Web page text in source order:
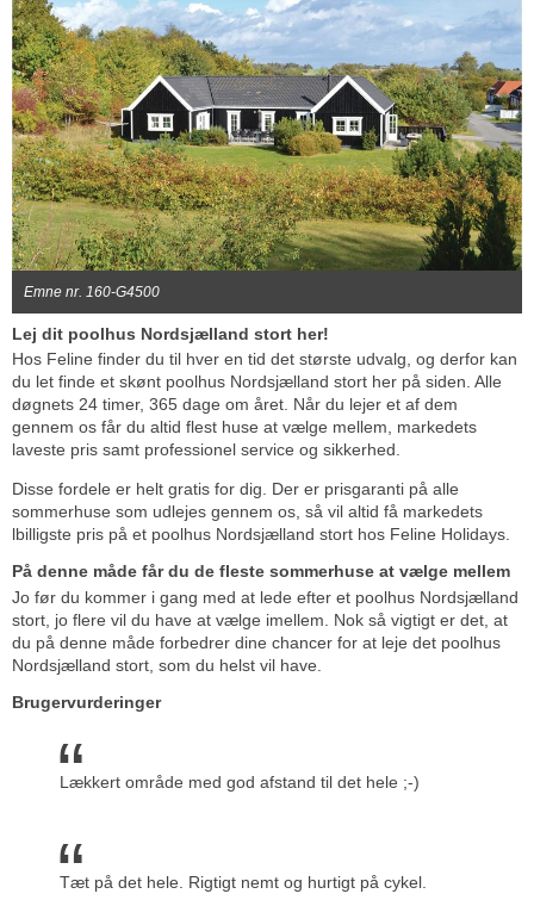
Emne nr. 160-G4500
Lej dit poolhus Nordsjælland stort her!
Hos Feline finder du til hver en tid det største udvalg, og derfor kan
du let finde et skønt poolhus Nordsjælland stort her på siden. Alle
døgnets 24 timer, 365 dage om året. Når du lejer et af dem
gennem os får du altid flest huse at vælge mellem, markedets
laveste pris samt professionel service og sikkerhed.
Disse fordele er helt gratis for dig. Der er prisgaranti på alle
sommerhuse som udlejes gennem os, så vil altid få markedets
lbilligste pris på et poolhus Nordsjælland stort hos Feline Holidays.
På denne måde får du de fleste sommerhuse at vælge mellem
Jo før du kommer i gang med at lede efter et poolhus Nordsjælland
stort, jo flere vil du have at vælge imellem. Nok så vigtigt er det, at
du på denne måde forbedrer dine chancer for at leje det poolhus
Nordsjælland stort, som du helst vil have.
Brugervurderinger
Lækkert område med god afstand til det hele ;-)
Tæt på det hele. Rigtigt nemt og hurtigt på cykel.